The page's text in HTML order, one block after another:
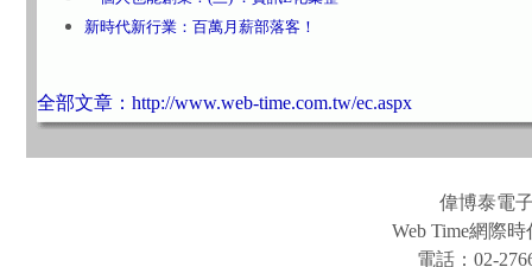
新時代新行業：百萬月薪部落客！
全部文章：http://www.web-time.com.tw/ec.aspx
偉博泰電
Web Time網際
電話：02-